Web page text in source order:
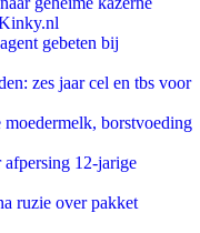
gebeten bij
zes jaar cel en tbs voor
borstvoeding
12-jarige
ruzie over pakket